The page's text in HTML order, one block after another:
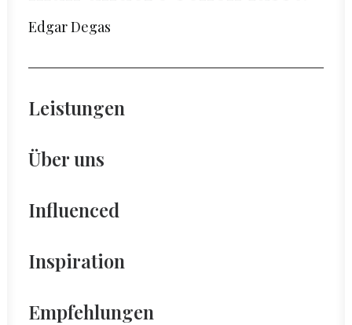
Edgar Degas
Leistungen
Über uns
Influenced
Inspiration
Empfehlungen